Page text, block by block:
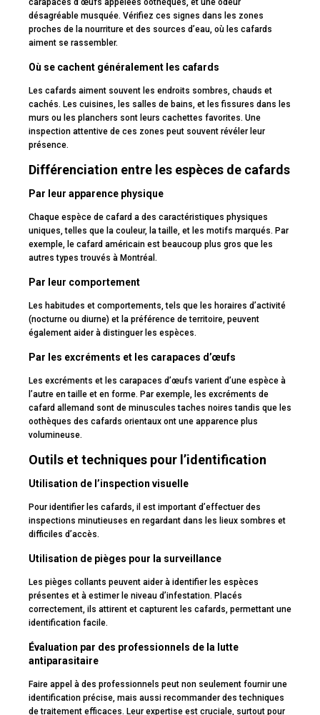
carapaces d’œufs appelées oothèques, et une odeur
désagréable musquée. Vérifiez ces signes dans les zones
proches de la nourriture et des sources d’eau, où les cafards
aiment se rassembler.
Où se cachent généralement les cafards
Les cafards aiment souvent les endroits sombres, chauds et
cachés. Les cuisines, les salles de bains, et les fissures dans les
murs ou les planchers sont leurs cachettes favorites. Une
inspection attentive de ces zones peut souvent révéler leur
présence.
Différenciation entre les espèces de cafards
Par leur apparence physique
Chaque espèce de cafard a des caractéristiques physiques
uniques, telles que la couleur, la taille, et les motifs marqués. Par
exemple, le cafard américain est beaucoup plus gros que les
autres types trouvés à Montréal.
Par leur comportement
Les habitudes et comportements, tels que les horaires d’activité
(nocturne ou diurne) et la préférence de territoire, peuvent
également aider à distinguer les espèces.
Par les excréments et les carapaces d’œufs
Les excréments et les carapaces d’œufs varient d’une espèce à
l’autre en taille et en forme. Par exemple, les excréments de
cafard allemand sont de minuscules taches noires tandis que les
oothèques des cafards orientaux ont une apparence plus
volumineuse.
Outils et techniques pour l’identification
Utilisation de l’inspection visuelle
Pour identifier les cafards, il est important d’effectuer des
inspections minutieuses en regardant dans les lieux sombres et
difficiles d’accès.
Utilisation de pièges pour la surveillance
Les pièges collants peuvent aider à identifier les espèces
présentes et à estimer le niveau d’infestation. Placés
correctement, ils attirent et capturent les cafards, permettant une
identification facile.
Évaluation par des professionnels de la lutte
antiparasitaire
Faire appel à des professionnels peut non seulement fournir une
identification précise, mais aussi recommander des techniques
de traitement efficaces. Leur expertise est cruciale, surtout pour